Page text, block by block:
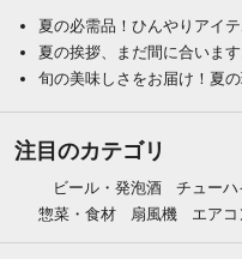
夏の必需品！ひんやりアイ
夏の挨拶、まだ間に合います
旬の美味しさをお届け！夏
注目のカテゴリ
ビール・発泡酒 チューハ
惣菜・食材
扇風機 エアコ